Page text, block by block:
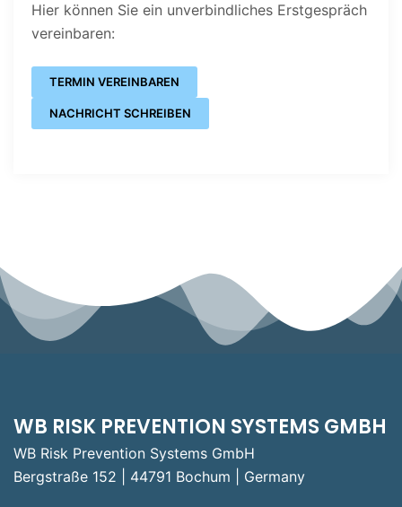
Hier können Sie ein unverbindliches Erstgespräch
vereinbaren:
TERMIN VEREINBAREN
NACHRICHT SCHREIBEN
WB RISK PREVENTION SYSTEMS GMBH
WB Risk Prevention Systems GmbH
Bergstraße 152 | 44791 Bochum | Germany